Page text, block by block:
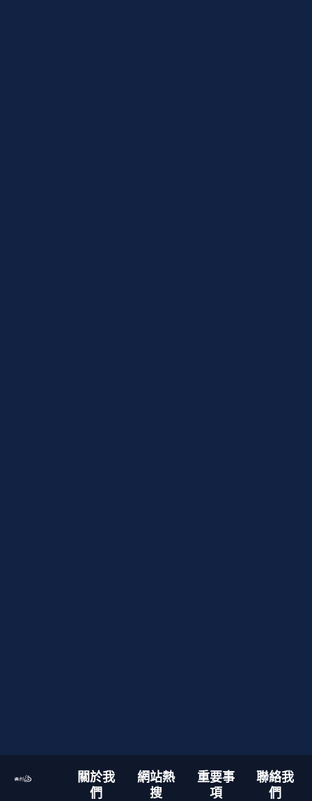
關於我
們
網站熱
搜
重要事
項
聯絡我
們